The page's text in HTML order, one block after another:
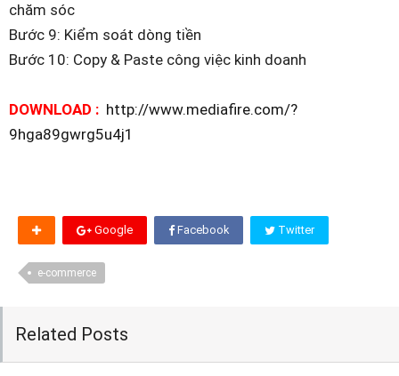
chăm sóc
Bước 9: Kiểm soát dòng tiền
Bước 10: Copy & Paste công việc kinh doanh
DOWNLOAD : http://www.mediafire.com/?
9hga89gwrg5u4j1
Google Facebook Twitter
e-commerce
Related Posts